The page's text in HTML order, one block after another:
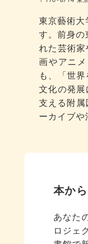
東京藝術
す。前身の
れた芸術
画やアニ
も、「世
文化の発
支える附
ーカイブや
本か
あなた
ロジェ